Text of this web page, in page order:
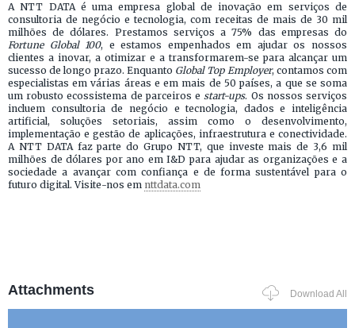
A NTT DATA é uma empresa global de inovação em serviços de
consultoria de negócio e tecnologia, com receitas de mais de 30 mil
milhões de dólares. Prestamos serviços a 75% das empresas do
Fortune Global 100, e estamos empenhados em ajudar os nossos
clientes a inovar, a otimizar e a transformarem-se para alcançar um
sucesso de longo prazo. Enquanto Global Top Employer, contamos com
especialistas em várias áreas e em mais de 50 países, a que se soma
um robusto ecossistema de parceiros estart-ups. Os nossos serviços
incluem consultoria de negócio e tecnologia, dados e inteligência
artificial, soluções setoriais, assim como o desenvolvimento,
implementação e gestão de aplicações, infraestrutura e conectividade.
A NTT DATA faz parte do Grupo NTT, que investe mais de 3,6 mil
milhões de dólares por ano em I&D para ajudar as organizações e a
sociedade a avançar com confiança e de forma sustentável para o
futuro digital. Visite-nos em nttdata.com
Attachments Download All